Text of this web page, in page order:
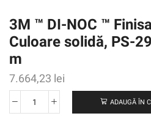
3M ™ DI-NOC ™
Culoare solidă, PS-
m
7.664,23 lei
Cantitate
ADAUGĂ ÎN